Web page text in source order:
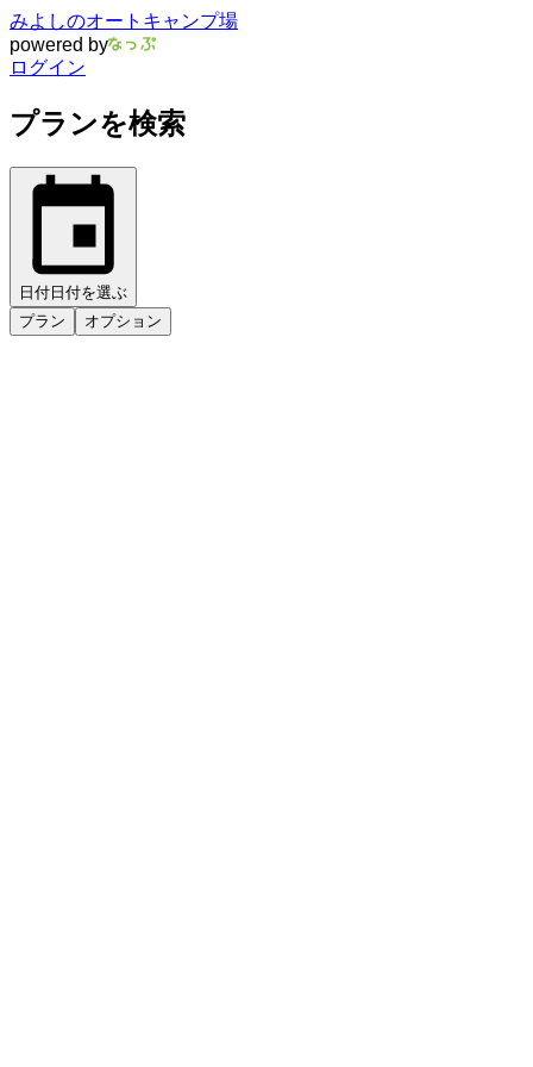
みよしのオートキャンプ場
powered by
ログイン
プランを検索
日付 日付を選ぶ
プラン
オプション